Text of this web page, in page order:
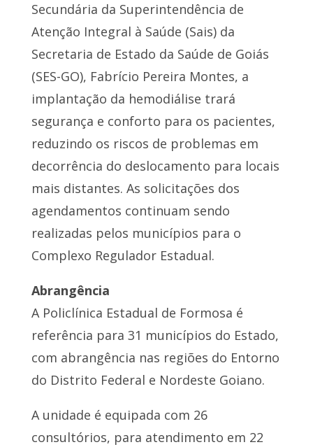
Secundária da Superintendência de
Atenção Integral à Saúde (Sais) da
Secretaria de Estado da Saúde de Goiás
(SES-GO), Fabrício Pereira Montes, a
implantação da hemodiálise trará
segurança e conforto para os pacientes,
reduzindo os riscos de problemas em
decorrência do deslocamento para locais
mais distantes. As solicitações dos
agendamentos continuam sendo
realizadas pelos municípios para o
Complexo Regulador Estadual.
Abrangência
A Policlínica Estadual de Formosa é
referência para 31 municípios do Estado,
com abrangência nas regiões do Entorno
do Distrito Federal e Nordeste Goiano.
A unidade é equipada com 26
consultórios, para atendimento em 22